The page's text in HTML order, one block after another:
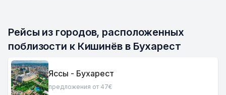
Рейсы из городов, расположенных
поблизости к Кишинёв в Бухарест
Яссы - Бухарест
предложения от 47€